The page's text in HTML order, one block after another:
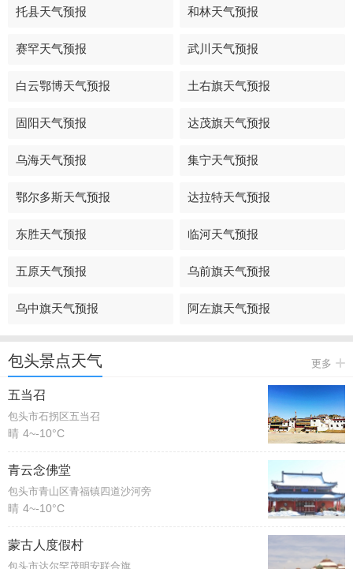
托县天气预报 和林天气预报
赛罕天气预报 武川天气预报
白云鄂博天气预报 土右旗天气预报
固阳天气预报 达茂旗天气预报
乌海天气预报 集宁天气预报
鄂尔多斯天气预报 达拉特天气预报
东胜天气预报 临河天气预报
五原天气预报 乌前旗天气预报
乌中旗天气预报 阿左旗天气预报
包头景点天气 更多
五当召
包头市石拐区五当召
晴 4~-10°C
青云念佛堂
包头市青山区青福镇四道沙河旁
晴 4~-10°C
蒙古人度假村
包头市达尔罕茂明安联合旗